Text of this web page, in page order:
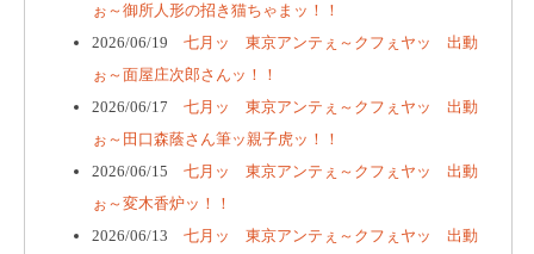
ぉ～御所人形の招き猫ちゃまッ！！
2026/06/19 七月ッ 東京アンテぇ～クフぇヤッ 出動
ぉ～面屋庄次郎さんッ！！
2026/06/17 七月ッ 東京アンテぇ～クフぇヤッ 出動
ぉ～田口森蔭さん筆ッ親子虎ッ！！
2026/06/15 七月ッ 東京アンテぇ～クフぇヤッ 出動
ぉ～変木香炉ッ！！
2026/06/13 七月ッ 東京アンテぇ～クフぇヤッ 出動